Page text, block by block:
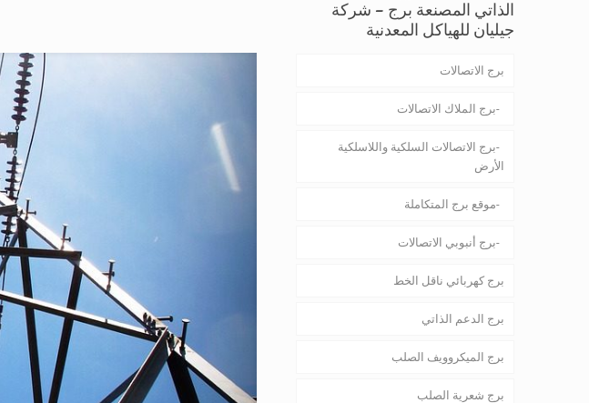
الذاتي المصنعة برج – شركة
جيليان للهياكل المعدنية
برج الاتصالات
برج الملاك الاتصالات
برج الاتصالات السلكية واللاسلكية
الأرض
موقع برج المتكاملة
برج أنبوبي الاتصالات
برج كهربائي ناقل الخط
برج الدعم الذاتي
برج الميكروويف الصلب
برج شعرية الصلب